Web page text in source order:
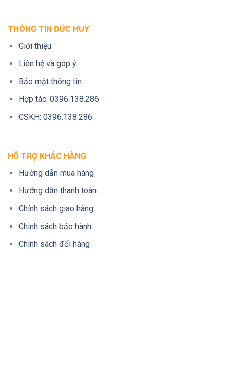
THÔNG TIN ĐỨC HUY
Giới thiệu
Liên hệ và góp ý
Bảo mật thông tin
Hợp tác: 0396.138.286
CSKH: 0396.138.286
HỖ TRỢ KHÁC HÀNG
Hướng dẫn mua hàng
Hướng dẫn thanh toán
Chính sách giao hàng
Chinh sách bảo hành
Chính sách đổi hàng